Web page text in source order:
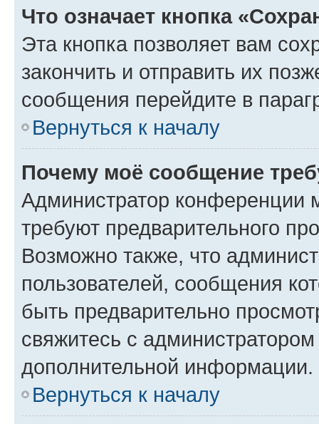
Что означает кнопка
Эта кнопка позволяет вам
закончить и отправить их
сообщения перейдите в
Вернуться к началу
Почему моё сообщение
Администратор конференции
требуют предварительного
Возможно также, что
пользователей, сообщения
быть предварительно
свяжитесь с
дополнительной информации.
Вернуться к началу